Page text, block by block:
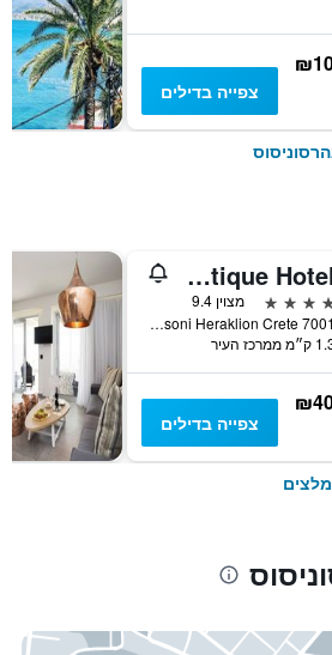
צפייה בדילים
Creta Blue Boutique Hotel
מצוין 9.4
Ipsilantou Street Koutouloufari Limani Hersoni Heraklion Crete 7001, הרסוניסוס, יוון
ממרכז העיר
צפייה בדילים